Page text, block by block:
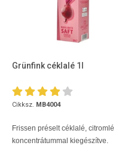
Grünfink céklalé 1l
Cikksz. MB4004
Frissen préselt céklalé, citromlé
koncentrátummal kiegészítve.